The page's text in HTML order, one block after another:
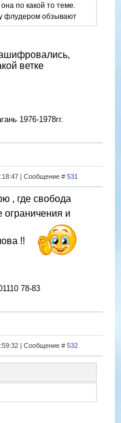
по какой то теме.
флудером обзывают
ветке
1976-1978гг.
| Сообщение # 531
, где свобода
ограничения и
!!
78-83
| Сообщение # 532